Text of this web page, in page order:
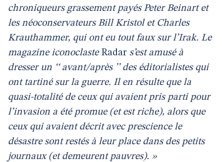
chroniqueurs grassement payés Peter Beinart et
les néoconservateurs Bill Kristol et Charles
Krauthammer, qui ont eu tout faux sur l’Irak. Le
magazine iconoclaste Radar s’est amusé à
dresser un ‘‘ avant/après ’’ des éditorialistes qui
ont tartiné sur la guerre. Il en résulte que la
quasi-totalité de ceux qui avaient pris parti pour
l’invasion a été promue (et est riche), alors que
ceux qui avaient décrit avec prescience le
désastre sont restés à leur place dans des petits
journaux (et demeurent pauvres). »